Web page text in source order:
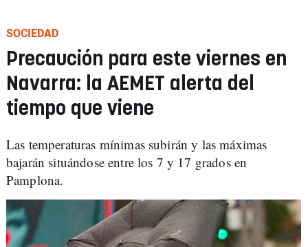
SOCIEDAD
Precaución para este viernes en
Navarra: la AEMET alerta del
tiempo que viene
Las temperaturas mínimas subirán y las máximas
bajarán situándose entre los 7 y 17 grados en
Pamplona.